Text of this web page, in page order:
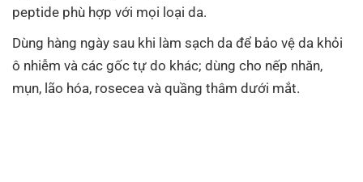
peptide phù hợp với mọi loại da.
Dùng hàng ngày sau khi làm sạch da để bảo vệ da khỏi
ô nhiễm và các gốc tự do khác; dùng cho nếp nhăn,
mụn, lão hóa, rosecea và quầng thâm dưới mắt.